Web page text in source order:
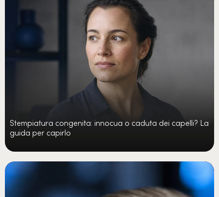
Stempiatura congenita: innocua o caduta dei capelli? La
guida per capirlo